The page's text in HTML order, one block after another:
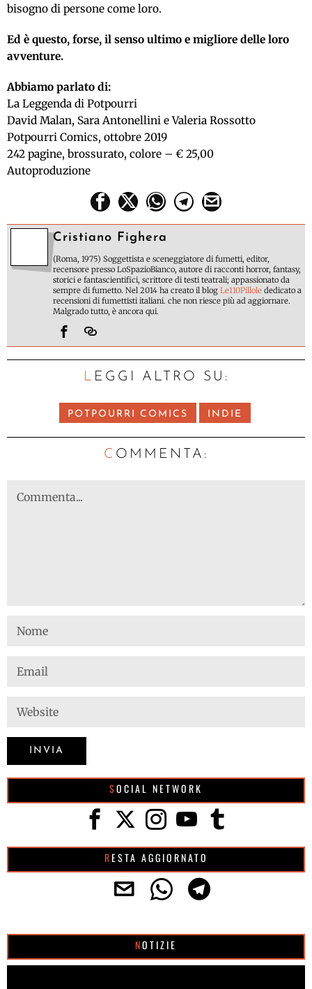
bisogno di persone come loro.
Ed è questo, forse, il senso ultimo e migliore delle loro
avventure.
Abbiamo parlato di:
La Leggenda di Potpourri
David Malan, Sara Antonellini e Valeria Rossotto
Potpourri Comics, ottobre 2019
242 pagine, brossurato, colore – € 25,00
Autoproduzione
Cristiano Fighera
(Roma, 1975) Soggettista e sceneggiatore di fumetti, editor,
recensore presso LoSpazioBianco, autore di racconti horror, fantasy,
storici e fantascientifici, scrittore di testi teatrali; appassionato da
sempre di fumetto. Nel 2014 ha creato il blog Le110Pillole dedicato a
recensioni di fumettisti italiani. che non riesce più ad aggiornare.
Malgrado tutto, è ancora qui.
LEGGI ALTRO SU:
POTPOURRI COMICS INDIE
C OMMENTA:
SOCIAL NETWORK
RESTA AGGIORNATO
NOTIZIE